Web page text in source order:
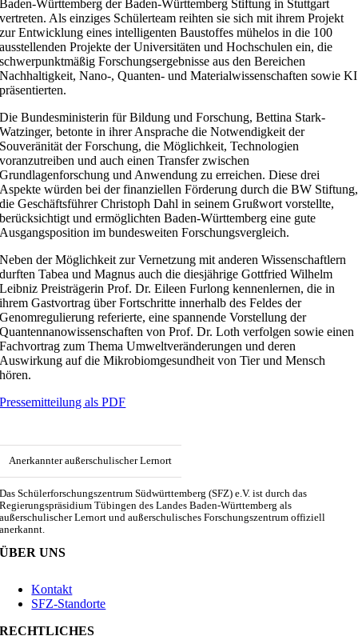
Baden-Württemberg der Baden-Württemberg Stiftung in Stuttgart
vertreten. Als einziges Schülerteam reihten sie sich mit ihrem Projekt
zur Entwicklung eines intelligenten Baustoffes mühelos in die 100
ausstellenden Projekte der Universitäten und Hochschulen ein, die
schwerpunktmäßig Forschungsergebnisse aus den Bereichen
Nachhaltigkeit, Nano-, Quanten- und Materialwissenschaften sowie KI
präsentierten.
Die Bundesministerin für Bildung und Forschung, Bettina Stark-
Watzinger, betonte in ihrer Ansprache die Notwendigkeit der
Souveränität der Forschung, die Möglichkeit, Technologien
voranzutreiben und auch einen Transfer zwischen
Grundlagenforschung und Anwendung zu erreichen. Diese drei
Aspekte würden bei der finanziellen Förderung durch die BW Stiftung,
die Geschäftsführer Christoph Dahl in seinem Grußwort vorstellte,
berücksichtigt und ermöglichten Baden-Württemberg eine gute
Ausgangsposition im bundesweiten Forschungsvergleich.
Neben der Möglichkeit zur Vernetzung mit anderen Wissenschaftlern
durften Tabea und Magnus auch die diesjährige Gottfried Wilhelm
Leibniz Preisträgerin Prof. Dr. Eileen Furlong kennenlernen, die in
ihrem Gastvortrag über Fortschritte innerhalb des Feldes der
Genomregulierung referierte, eine spannende Vorstellung der
Quantennanowissenschaften von Prof. Dr. Loth verfolgen sowie einen
Fachvortrag zum Thema Umweltveränderungen und deren
Auswirkung auf die Mikrobiomgesundheit von Tier und Mensch
hören.
Pressemitteilung als PDF
Anerkannter außerschulischer Lernort
Das Schülerforschungszentrum Südwürttemberg (SFZ) e.V. ist durch das
Regierungspräsidium Tübingen des Landes Baden-Württemberg als
außerschulischer Lernort und außerschulisches Forschungszentrum offiziell
anerkannt.
ÜBER UNS
Kontakt
SFZ-Standorte
RECHTLICHES